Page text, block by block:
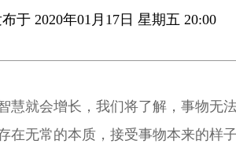
于 2020年01月17日 星期五 20:00
慧就会增长，我们将了解，事物无
在无常的本质，接受事物本来的样